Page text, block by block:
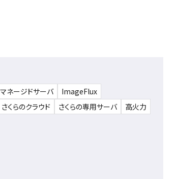
マネージドサーバ
ImageFlux
さくらのクラウド さくらの専用サーバ
高火力